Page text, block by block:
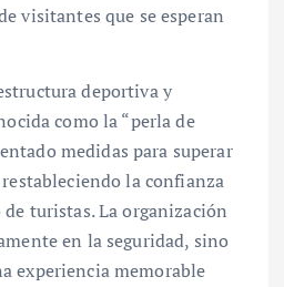
visitantes que se esperan
deportiva y
como la “perla de
medidas para superar
la confianza
turistas. La organización
en la seguridad, sino
experiencia memorable